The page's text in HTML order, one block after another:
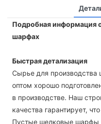
Подробная информация
шарфах
Быстрая детализация
Сырье для
оптом хорошо
в производстве. Наш
качества гарантирует,
Пустые шелковые шарфы